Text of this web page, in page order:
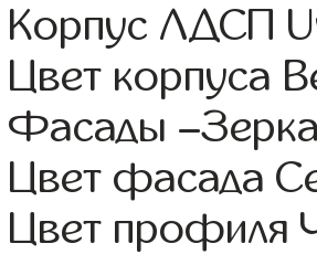
Корпус ЛДСП
Цвет корпуса
Фасады
Цвет фасада
Цвет профиля